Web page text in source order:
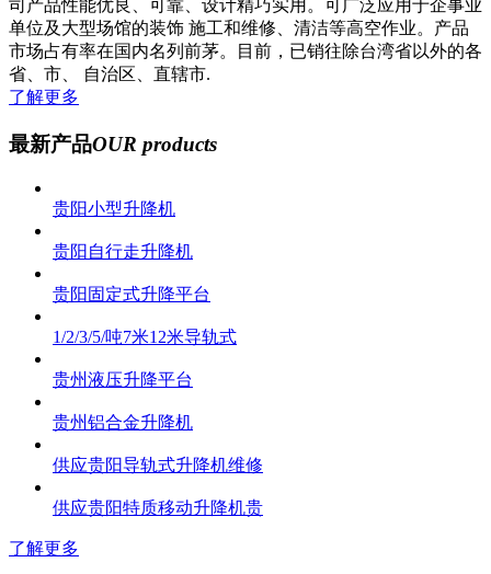
司产品性能优良、可靠、设计精巧实用。可广泛应用于企事业
单位及大型场馆的装饰 施工和维修、清洁等高空作业。产品
市场占有率在国内名列前茅。目前，已销往除台湾省以外的各
省、市、 自治区、直辖市.
了解更多
最新产品OUR products
贵阳小型升降机
贵阳自行走升降机
贵阳固定式升降平台
1/2/3/5/吨7米12米导轨式
贵州液压升降平台
贵州铝合金升降机
供应贵阳导轨式升降机维修
供应贵阳特质移动升降机贵
了解更多